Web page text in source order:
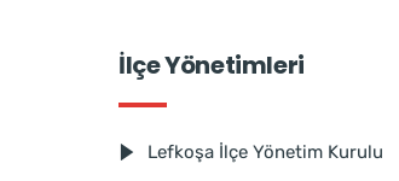
İlçe Yönetimleri
Lefkoşa İlçe Yönetim Kurulu